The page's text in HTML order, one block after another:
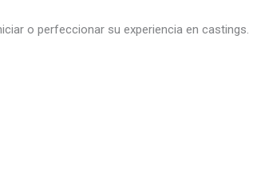
o perfeccionar su experiencia en castings.